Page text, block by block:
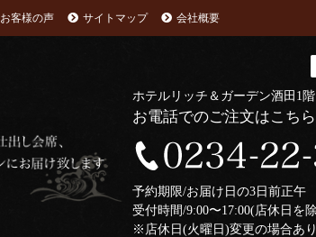
お客様の声 サイトマップ 会社概要
ホテルリッチ＆ガーデン酒田1
お電話でのご注文はこち
予約期限/お届け日の3日前正
受付時間/9:00〜17:00(店休日を
※店休日(火曜日)変更の場合あ